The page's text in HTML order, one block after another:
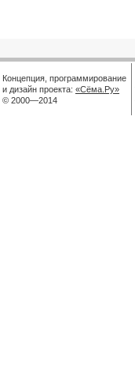
Концепция, программирование
и дизайн проекта: «Сёма.Ру»
© 2000—2014